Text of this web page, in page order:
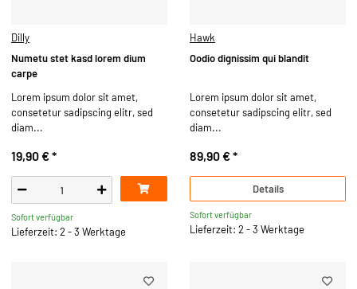
Dilly
Numetu stet kasd lorem dium
carpe
Lorem ipsum dolor sit amet,
consetetur sadipscing elitr, sed
diam...
19,90 €*
Sofort verfügbar
Lieferzeit: 2 - 3 Werktage
Hawk
Oodio dignissim qui blandit
Lorem ipsum dolor sit amet,
consetetur sadipscing elitr, sed
diam...
89,90 €*
Details
Sofort verfügbar
Lieferzeit: 2 - 3 Werktage